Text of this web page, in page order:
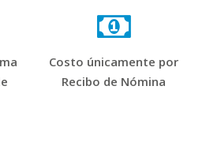
Costo únicamente por
Recibo de Nómina